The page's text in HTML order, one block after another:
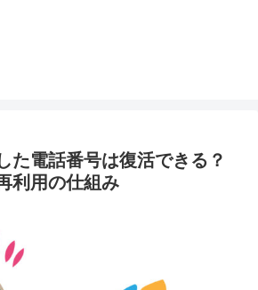
た電話番号は復活できる？
利用の仕組み